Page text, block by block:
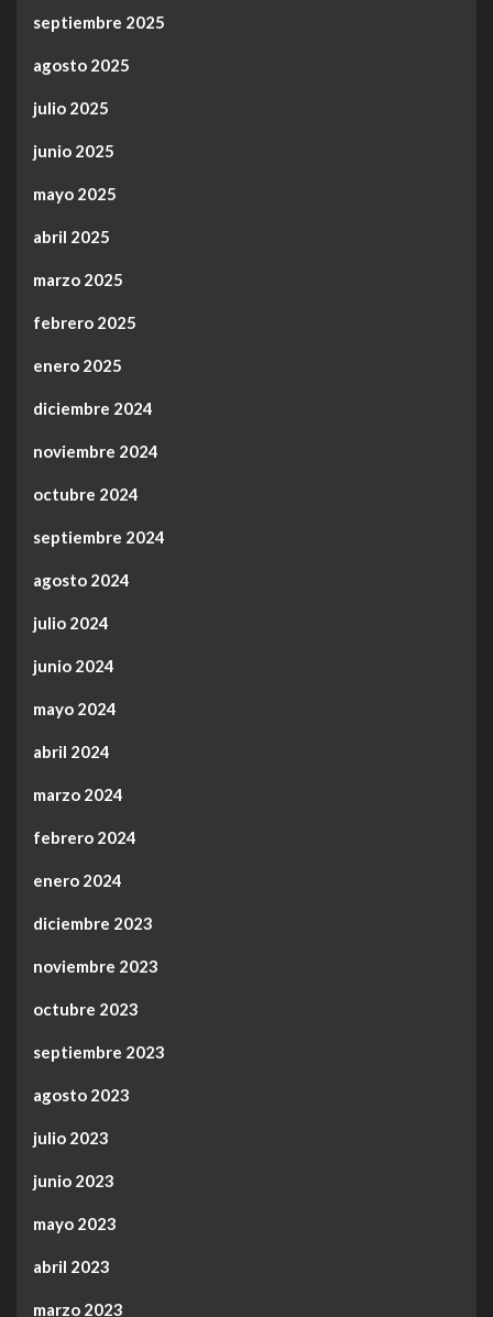
septiembre 2025
agosto 2025
julio 2025
junio 2025
mayo 2025
abril 2025
marzo 2025
febrero 2025
enero 2025
diciembre 2024
noviembre 2024
octubre 2024
septiembre 2024
agosto 2024
julio 2024
junio 2024
mayo 2024
abril 2024
marzo 2024
febrero 2024
enero 2024
diciembre 2023
noviembre 2023
octubre 2023
septiembre 2023
agosto 2023
julio 2023
junio 2023
mayo 2023
abril 2023
marzo 2023